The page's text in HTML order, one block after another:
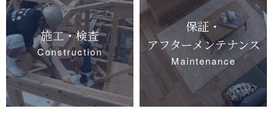
施工・検査
Construction
保証・
アフターメンテナンス
Maintenance